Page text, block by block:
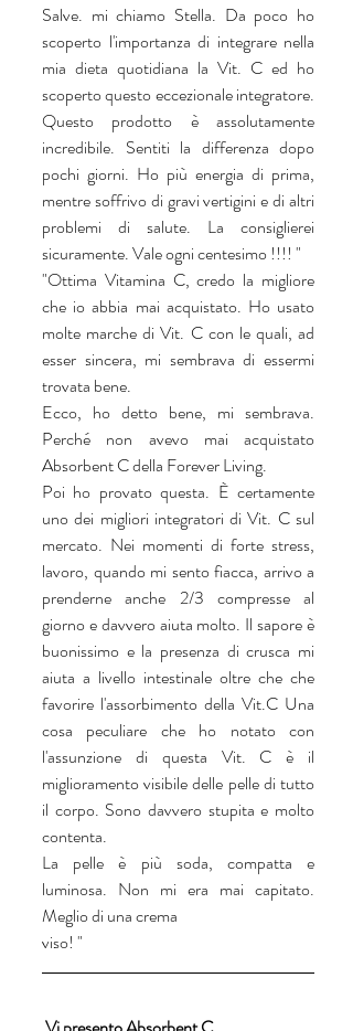
Salve. mi chiamo Stella. Da poco ho
scoperto l'importanza di integrare nella
mia dieta quotidiana la Vit. C ed ho
scoperto questo eccezionale integratore.
Questo prodotto è assolutamente
incredibile. Sentiti la differenza dopo
pochi giorni. Ho più energia di prima,
mentre soffrivo di gravi vertigini e di altri
problemi di salute. La consiglierei
sicuramente. Vale ogni centesimo !!!! "
"Ottima Vitamina C, credo la migliore
che io abbia mai acquistato. Ho usato
molte marche di Vit. C con le quali, ad
esser sincera, mi sembrava di essermi
trovata bene.
Ecco, ho detto bene, mi sembrava.
Perché non avevo mai acquistato
Absorbent C della Forever Living.
Poi ho provato questa. È certamente
uno dei migliori integratori di Vit. C sul
mercato. Nei momenti di forte stress,
lavoro, quando mi sento fiacca, arrivo a
prenderne anche 2/3 compresse al
giorno e davvero aiuta molto. Il sapore è
buonissimo e la presenza di crusca mi
aiuta a livello intestinale oltre che che
favorire l'assorbimento della Vit.C Una
cosa peculiare che ho notato con
l'assunzione di questa Vit. C è il
miglioramento visibile delle pelle di tutto
il corpo. Sono davvero stupita e molto
contenta.
La pelle è più soda, compatta e
luminosa. Non mi era mai capitato.
Meglio di una crema
viso! "